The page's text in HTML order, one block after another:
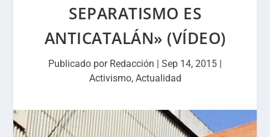
SEPARATISMO ES
ANTICATALÁN» (VÍDEO)
Publicado por Redacción | Sep 14, 2015 |
Activismo, Actualidad